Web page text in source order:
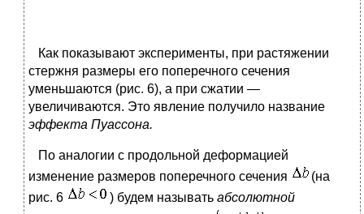
Как показывают эксперименты, при растяжении
стержня размеры его поперечного сечения
уменьшаются (рис. 6), а при сжатии —
увеличиваются. Это явление получило название
эффекта Пуассона.
По аналогии с продольной деформацией
изменение размеров поперечного сечения
(на
рис. 6
) будем называть абсолютной